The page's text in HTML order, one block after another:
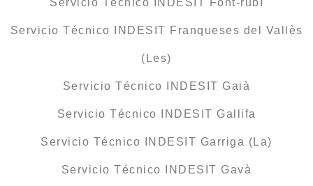
Servicio Técnico INDESIT Franqueses del Vallès
(Les)
Servicio Técnico INDESIT Gaià
Servicio Técnico INDESIT Gallifa
Servicio Técnico INDESIT Garriga (La)
Servicio Técnico INDESIT Gavà